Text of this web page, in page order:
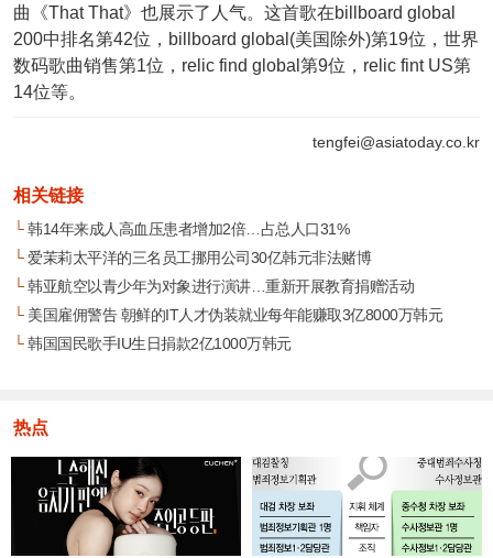
曲《That That》也展示了人气。这首歌在billboard global
200中排名第42位，billboard global(美国除外)第19位，世界
数码歌曲销售第1位，relic find global第9位，relic fint US第
14位等。
tengfei@asiatoday.co.kr
相关链接
└韩14年来成人高血压患者增加2倍…占总人口31%
└爱茉莉太平洋的三名员工挪用公司30亿韩元非法赌博
└韩亚航空以青少年为对象进行演讲…重新开展教育捐赠活动
└美国雇佣警告 朝鲜的IT人才伪装就业每年能赚取3亿8000万韩元
└韩国国民歌手IU生日捐款2亿1000万韩元
热点